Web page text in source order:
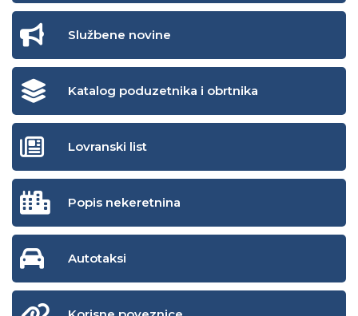
Službene novine
Katalog poduzetnika i obrtnika
Lovranski list
Popis nekeretnina
Autotaksi